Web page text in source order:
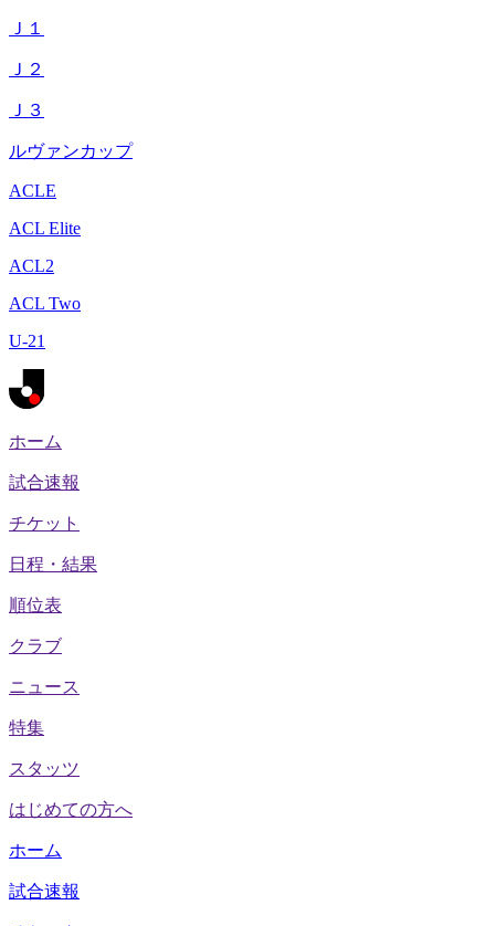
Ｊ１
Ｊ２
Ｊ３
ルヴァンカップ
ACLE
ACL Elite
ACL2
ACL Two
U-21
ホーム
試合速報
チケット
日程・結果
順位表
クラブ
ニュース
特集
スタッツ
はじめての方へ
ホーム
試合速報